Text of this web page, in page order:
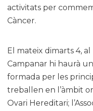
activitats per
Càncer.
El mateix dimarts 4, al
Campanar hi haurà
formada per les
treballen en l’àmbit
Ovari Hereditari;